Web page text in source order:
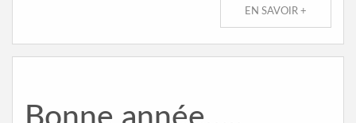
EN SAVOIR +